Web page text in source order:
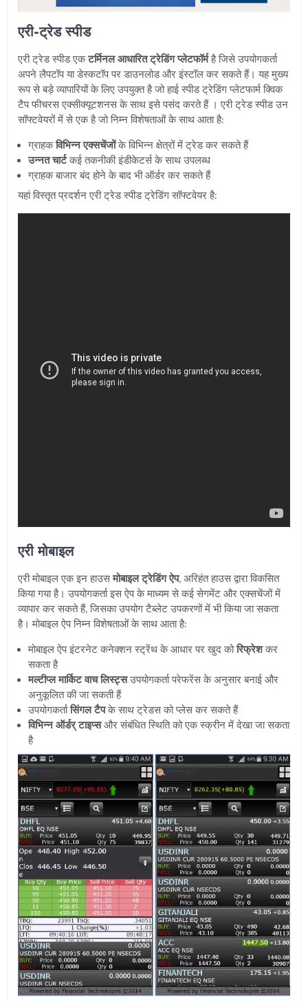
एरी-ट्रेड स्पीड
एरी ट्रेड स्पीड एकटर्मिनल आधारित ट्रेडिंग प्लेटफॉर्महै जिसे उपयोगकर्ता
अपने लैपटॉप या डेस्कटॉप पर डाउनलोड और इंस्टॉल कर सकते हैं। यह मुख्य
रूप से बड़े व्यापारियों के लिए उपयुक्त है जो हाई स्पीड ट्रेडिंग प्लेटफार्म क्विक
टैप फीचरस एक्सीक्यूटशनस के साथ इसे पसंद करते हैं । एरी ट्रेड स्पीड उन
सॉफ्टवेयरों में से एक है जो निम्न विशेषताओं के साथ आता है:
ग्राहकविभिन्न एक्सचेंजोंके विभिन्न क्षेत्रों में ट्रेड कर सकते हैं
उन्नत चार्टकई तकनीकी इंडीकेटर्स के साथ उपलब्ध
ग्राहक बाजार बंद होने के बाद भी ऑर्डर कर सकते हैं
यहां विस्तृत प्रदर्शन एरी ट्रेड स्पीड ट्रेडिंग सॉफ्टवेयर है:
एरी मोबाइल
एरी मोबाइल एक इन हाउसमोबाइल ट्रेडिंग ऐप, अरिहंत हाउस द्वारा विकसित
किया गया है। उपयोगकर्ता इस ऐप के माध्यम से कई सेगमेंट और एक्सचेंजों में
व्यापार कर सकते हैं,जिसका उपयोग टैब्लेट उपकरणों में भी किया जा सकता
है। मोबाइल ऐप निम्न विशेषताओं के साथ आता है:
मोबाइल ऐप इंटरनेट कनेक्शन स्ट्रेंथ के आधार पर खुद कोरिफ्रेशकर
सकता है
मल्टीप्ल मार्किट वाच लिस्ट्सउपयोगकर्ता परेफरेंस के अनुसार बनाई और
अनुकूलित की जा सकती हैं
उपयोगकर्तासिंगल टैपके साथ ट्रेडस को प्लेस कर सकते हैं
विभिन्न ऑर्डर् टाइप्सऔर संबंधित स्थिति को एक स्क्रीन में देखा जा सकता
है